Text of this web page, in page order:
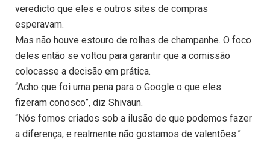
veredicto que eles e outros sites de compras
esperavam.
Mas não houve estouro de rolhas de champanhe. O foco
deles então se voltou para garantir que a comissão
colocasse a decisão em prática.
“Acho que foi uma pena para o Google o que eles
fizeram conosco”, diz Shivaun.
“Nós fomos criados sob a ilusão de que podemos fazer
a diferença, e realmente não gostamos de valentões.”